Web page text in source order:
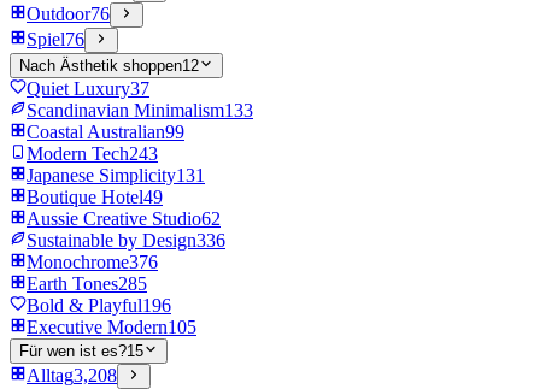
Outdoor76
Spiel76
Nach Ästhetik shoppen12
Quiet Luxury37
Scandinavian Minimalism133
Coastal Australian99
Modern Tech243
Japanese Simplicity131
Boutique Hotel49
Aussie Creative Studio62
Sustainable by Design336
Monochrome376
Earth Tones285
Bold & Playful196
Executive Modern105
Für wen ist es?15
Alltag3,208